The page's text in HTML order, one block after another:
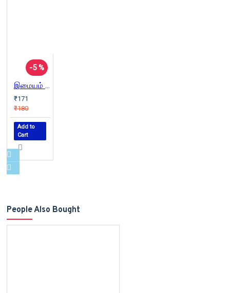
-5 %
இமையம் - அடையாளத்தை அழித்துக்கொள்ளும் கலைஞன்
₹171
₹180
Add to
Cart
People Also Bought